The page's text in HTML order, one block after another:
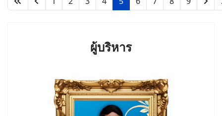
ผู้บริหาร